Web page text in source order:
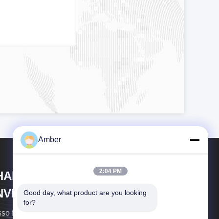
DUBHE
foco é fornecer equipamentos e soluções para
Amber
2:04 PM
Good day, what product are you looking
for?